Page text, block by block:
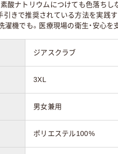
トロピカ
ステル
ポリエステル95
ナイロン5％（制電
入り）
酸ナトリウムにつけても色落ちし
きで推奨されている方法を実践
機でも。医療現場の衛生・安心を
ジアスクラブ
3XL
男女兼用
ポリエステル100%